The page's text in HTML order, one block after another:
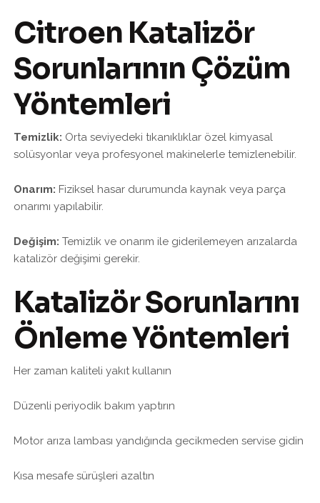
Citroen Katalizör
Sorunlarının Çözüm
Yöntemleri
Temizlik: Orta seviyedeki tıkanıklıklar özel kimyasal
solüsyonlar veya profesyonel makinelerle temizlenebilir.
Onarım: Fiziksel hasar durumunda kaynak veya parça
onarımı yapılabilir.
Değişim: Temizlik ve onarım ile giderilemeyen arızalarda
katalizör değişimi gerekir.
Katalizör Sorunlarını
Önleme Yöntemleri
Her zaman kaliteli yakıt kullanın
Düzenli periyodik bakım yaptırın
Motor arıza lambası yandığında gecikmeden servise gidin
Kısa mesafe sürüşleri azaltın